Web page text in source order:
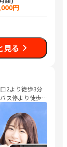
円
見る
2より徒歩3分
ス停より徒歩6
前」バス停よ
バス停より徒